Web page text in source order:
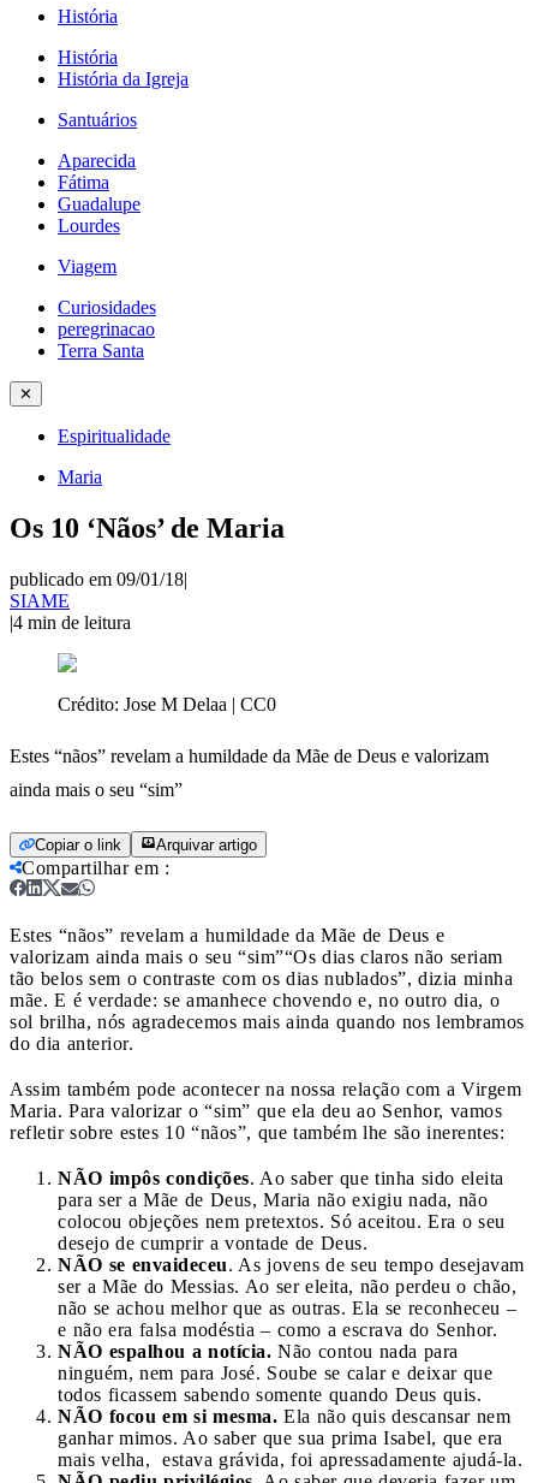
História
História
História da Igreja
Santuários
Aparecida
Fátima
Guadalupe
Lourdes
Viagem
Curiosidades
peregrinacao
Terra Santa
✕
Espiritualidade
Maria
Os 10 ‘Nãos’ de Maria
publicado em 09/01/18|
SIAME
|4 min de leitura
Crédito: Jose M Delaa | CC0
Estes “nãos” revelam a humildade da Mãe de Deus e valorizam
ainda mais o seu “sim”
Copiar o link Arquivar artigo
Compartilhar em :
Estes “nãos” revelam a humildade da Mãe de Deus e
valorizam ainda mais o seu “sim”“Os dias claros não seriam
tão belos sem o contraste com os dias nublados”, dizia minha
mãe. E é verdade: se amanhece chovendo e, no outro dia, o
sol brilha, nós agradecemos mais ainda quando nos lembramos
do dia anterior.
Assim também pode acontecer na nossa relação com a Virgem
Maria. Para valorizar o “sim” que ela deu ao Senhor, vamos
refletir sobre estes 10 “nãos”, que também lhe são inerentes:
NÃO impôs condições. Ao saber que tinha sido eleita
para ser a Mãe de Deus, Maria não exigiu nada, não
colocou objeções nem pretextos. Só aceitou. Era o seu
desejo de cumprir a vontade de Deus.
NÃO se envaideceu. As jovens de seu tempo desejavam
ser a Mãe do Messias. Ao ser eleita, não perdeu o chão,
não se achou melhor que as outras. Ela se reconheceu –
e não era falsa modéstia – como a escrava do Senhor.
NÃO espalhou a notícia. Não contou nada para
ninguém, nem para José. Soube se calar e deixar que
todos ficassem sabendo somente quando Deus quis.
NÃO focou em si mesma. Ela não quis descansar nem
ganhar mimos. Ao saber que sua prima Isabel, que era
mais velha, estava grávida, foi apressadamente ajudá-la.